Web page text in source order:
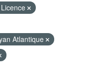
Atlantique